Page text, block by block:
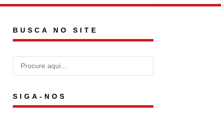
BUSCA NO SITE
SIGA-NOS